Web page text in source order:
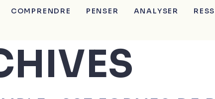
COMPRENDRE PENSER ANALYSER